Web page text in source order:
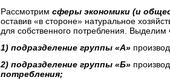
Рассмотрим сферы экономики (и
оставив «в стороне» натуральное
для собственного потребления. Выделим
1) подразделение группы «А»
2) подразделение группы «Б»
потребления;